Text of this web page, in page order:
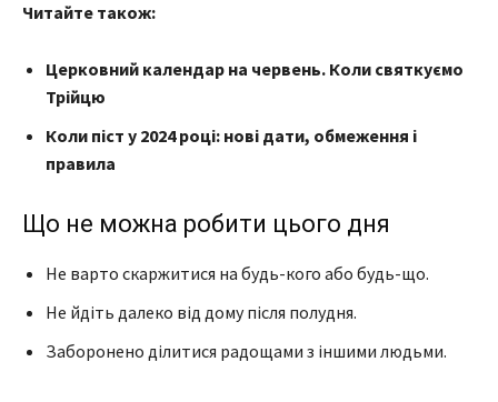
Читайте також:
Церковний календар на червень. Коли святкуємо
Трійцю
Коли піст у 2024 році: нові дати, обмеження і
правила
Що не можна робити цього дня
Не варто скаржитися на будь-кого або будь-що.
Не йдіть далеко від дому після полудня.
Заборонено ділитися радощами з іншими людьми.